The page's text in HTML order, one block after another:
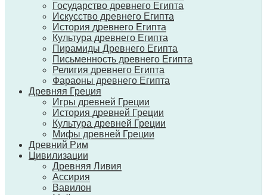
Государство древнего Египта
Искусство древнего Египта
История древнего Египта
Культура древнего Египта
Пирамиды Древнего Египта
Письменность древнего Египта
Религия древнего Египта
Фараоны древнего Египта
Древняя Греция
Игры древней Греции
История древней Греции
Культура древней Греции
Мифы древней Греции
Древний Рим
Цивилизации
Древняя Ливия
Ассирия
Вавилон